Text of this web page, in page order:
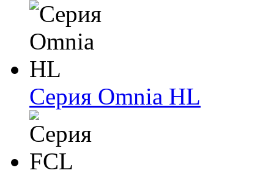
Серия Omnia HL